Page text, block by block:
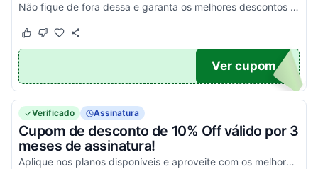
Não fique de fora dessa e garanta os melhores descontos nos seus planos o quanto antes!
Este cupom funcionou
Este cupom não funcionou
10X3
Ver cupom
Verificado Assinatura
Cupom de desconto de 10% Off válido por 3
meses de assinatura!
Aplique nos planos disponíveis e aproveite com os melhores descontos!